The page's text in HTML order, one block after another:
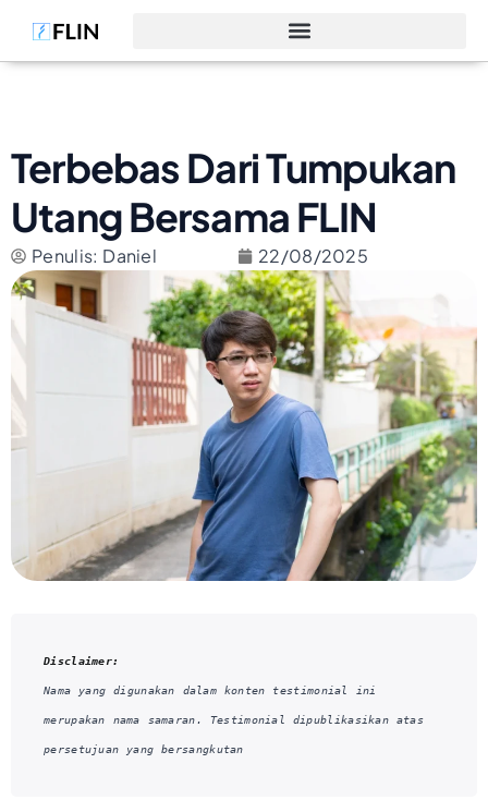
Terbebas Dari Tumpukan
Utang Bersama FLIN
Penulis: Daniel 22/08/2025
Disclaimer:
Nama yang digunakan dalam konten testimonial ini
merupakan nama samaran. Testimonial dipublikasikan atas
persetujuan yang bersangkutan